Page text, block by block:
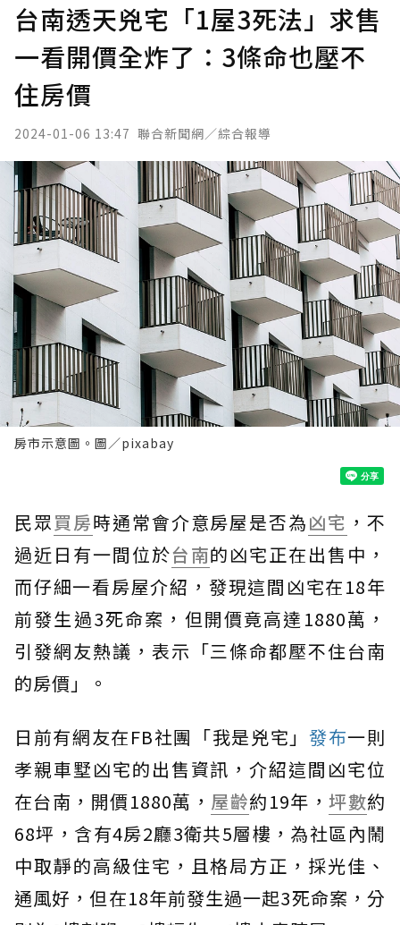
台南透天兇宅「1屋3死法」求售
一看開價全炸了：3條命也壓不
住房價
2024-01-06 13:47 聯合新聞網／綜合報導
房市示意圖。圖／pixabay
民眾買房時通常會介意房屋是否為凶宅 ，不
過近日有一間位於台南的凶宅正在出售中，
而仔細一看房屋介紹，發現這間凶宅在18年
前發生過3死命案，但開價竟高達1880萬，
引發網友熱議，表示「三條命都壓不住台南
的房價」。
日前有網友在FB社團「我是兇宅」 發布一則
孝親車墅凶宅的出售資訊，介紹這間凶宅位
在台南，開價1880萬， 屋齡約19年，坪數約
68坪，含有4房2廳3衛共5層樓，為社區內鬧
中取靜的高級住宅，且格局方正，採光佳、
通風好，但在18年前發生過一起3死命案，分